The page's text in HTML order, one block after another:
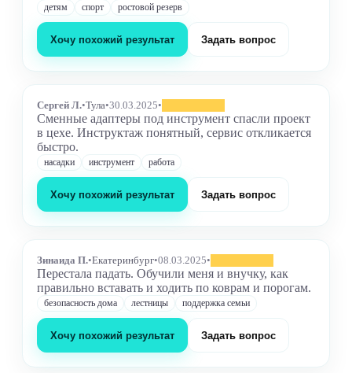
детям спорт ростовой резерв
Хочу похожий результат Задать вопрос
Сергей Л.•Тула•30.03.2025•
Сменные адаптеры под инструмент спасли проект
в цехе. Инструктаж понятный, сервис откликается
быстро.
насадки инструмент работа
Хочу похожий результат Задать вопрос
Зинаида П.•Екатеринбург•08.03.2025•
Перестала падать. Обучили меня и внучку, как
правильно вставать и ходить по коврам и порогам.
безопасность дома лестницы поддержка семьи
Хочу похожий результат Задать вопрос